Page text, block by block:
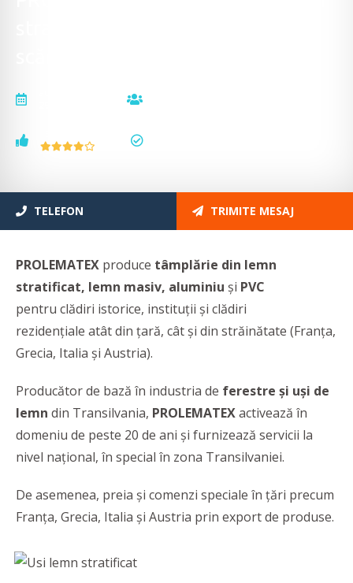
TELEFON TRIMITE MESAJ
PROLEMATEX produce tâmplărie din lemn
stratificat, lemn masiv, aluminiu și PVC
pentru clădiri istorice, instituții și clădiri
rezidențiale atât din țară, cât și din străinătate (Franța,
Grecia, Italia și Austria).
Producător de bază în industria de ferestre și uși de
lemn din Transilvania, PROLEMATEXactivează în
domeniu de peste 20 de ani și furnizează servicii la
nivel național, în special în zona Transilvaniei.
De asemenea, preia și comenzi speciale în țări precum
Franța, Grecia, Italia și Austria prin export de produse.